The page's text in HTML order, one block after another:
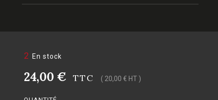
2 En stock
24,00 € TTC ( 20,00 € HT )